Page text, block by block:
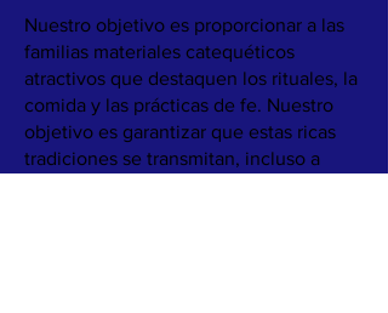
Nuestro objetivo es proporcionar a las
familias materiales catequéticos
atractivos que destaquen los rituales, la
comida y las prácticas de fe. Nuestro
objetivo es garantizar que estas ricas
tradiciones se transmitan, incluso a